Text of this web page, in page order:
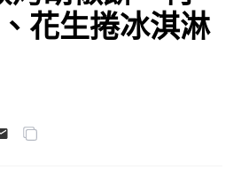
花生捲冰淇淋